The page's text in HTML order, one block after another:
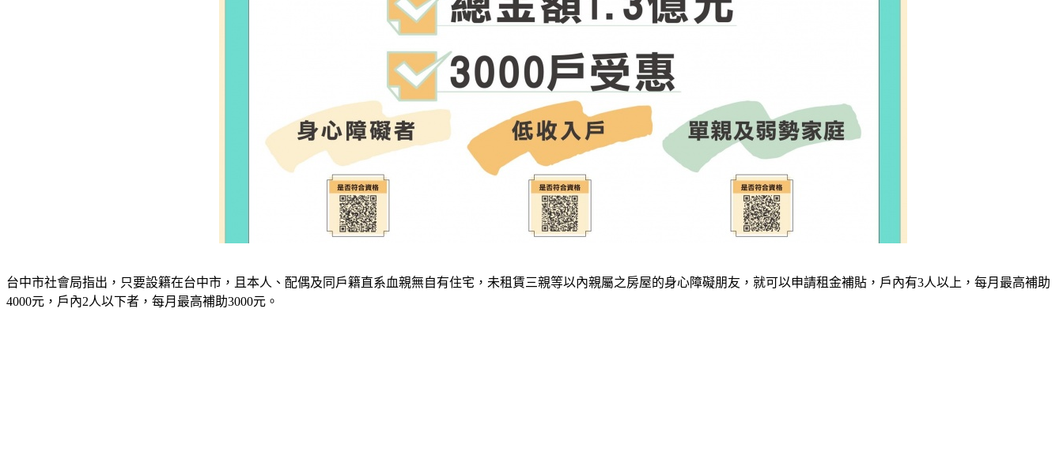
台中市社會局指出，只要設籍在台中市，且本人、配偶及同戶籍直系血親無自有住宅，未租賃三親等以內親屬之房屋的身心障礙朋友，就可以申請租金補貼，戶內有3人以上，每月最高補助
4000元，戶內2人以下者，每月最高補助3000元。